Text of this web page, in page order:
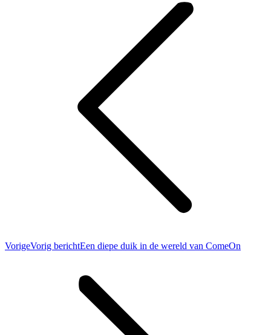
VorigeVorig berichtEen diepe duik in de wereld van ComeOn